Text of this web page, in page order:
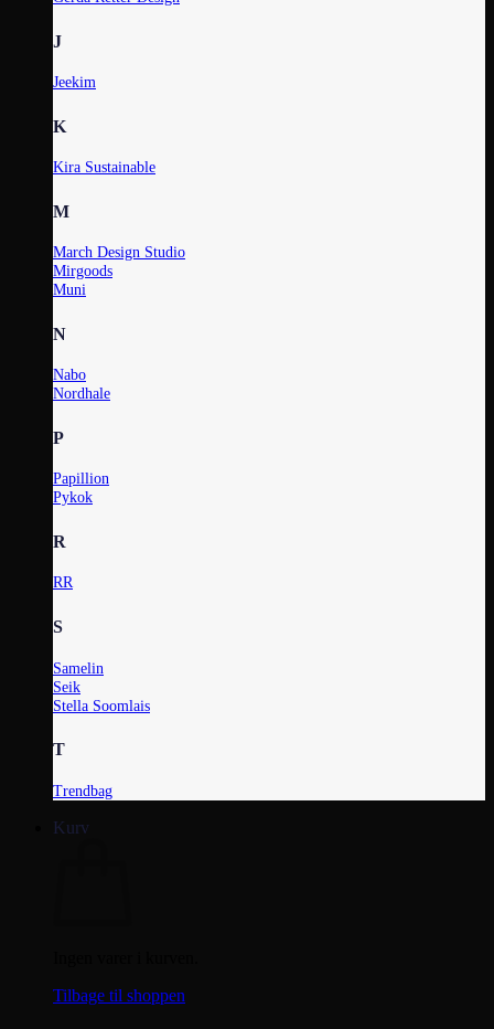
J
Jeekim
K
Kira Sustainable
M
March Design Studio
Mirgoods
Muni
N
Nabo
Nordhale
P
Papillion
Pykok
R
RR
S
Samelin
Seik
Stella Soomlais
T
Trendbag
Kurv
Tilbage til shoppen